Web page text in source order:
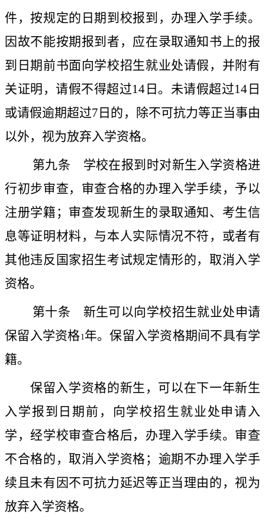
件，按规定的日期到校报到，办理入学手续。
因故不能按期报到者，应在录取通知书上的报
到日期前书面向学校招生就业处请假，并附有
关证明，请假不得超过14 日。未请假超过14 日
或请假逾期超过7 日的，除不可抗力等正当事由
以外，视为放弃入学资格。
第九条 学校在报到时对新生入学资格进
行初步审查，审查合格的办理入学手续，予以
注册学籍；审查发现新生的录取通知、考生信
息等证明材料，与本人实际情况不符，或者有
其他违反国家招生考试规定情形的，取消入学
资格。
第十条 新生可以向学校招生就业处申请
保留入学资格1年。保留入学资格期间不具有学
籍。
保留入学资格的新生，可以在下一年新生
入学报到日期前，向学校招生就业处申请入
学，经学校审查合格后，办理入学手续。审查
不合格的，取消入学资格；逾期不办理入学手
续且未有因不可抗力延迟等正当理由的，视为
放弃入学资格。